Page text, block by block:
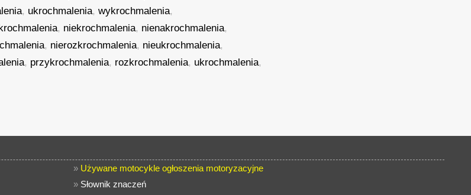
, ukrochmalenia,wykrochmalenia,
, niekrochmalenia, nienakrochmalenia,
, nierozkrochmalenia, nieukrochmalenia,
, przykrochmalenia, rozkrochmalenia, ukrochmalenia,
» Używane motocykle ogłoszenia motoryzacyjne
» Słownik znaczeń